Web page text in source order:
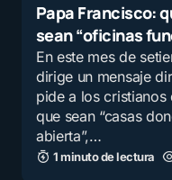
Papa Francisco:
sean “oficinas
En este mes de
dirige un mensaje
pide a los cristianos
que sean “casas
abierta”,…
1 minuto de lectura